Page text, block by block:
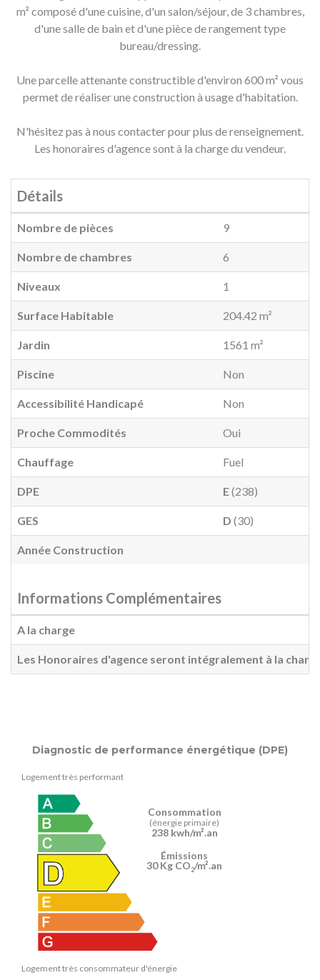
m² composé d'une cuisine, d'un salon/séjour, de 3 chambres,
d'une salle de bain et d'une pièce de rangement type
bureau/dressing.
Une parcelle attenante constructible d'environ 600 m² vous
permet de réaliser une construction à usage d'habitation.
N'hésitez pas à nous contacter pour plus de renseignement.
Les honoraires d'agence sont à la charge du vendeur.
Détails
Nombre de pièces 9
Nombre de chambres 6
Niveaux 1
Surface Habitable 204.42 m²
Jardin 1561 m²
Piscine Non
Accessibilité Handicapé Non
Proche Commodités Oui
Chauffage Fuel
DPE E(238)
GES D (30)
Année Construction
Informations Complémentaires
A la charge
Les Honoraires d'agence seront intégralement à la
Diagnostic de performance énergétique (DPE)
Logement très performant
Logement très consommateur d'énergie
Consommation
(énergie primaire)
238 kwh/m².an
Émissions
30 Kg CO2/m².an